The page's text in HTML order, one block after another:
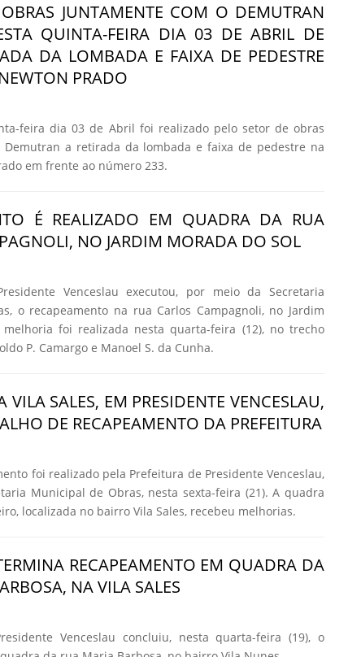
JUNTAMENTE COM O DEMUTRAN
QUINTA-FEIRA DIA 03 DE ABRIL DE
DA LOMBADA E FAIXA DE PEDESTRE
PRADO
feira dia 03 de Abril foi realizado pelo setor de obras
Demutran a retirada da lombada e faixa de pedestre na
em frente ao número 233.
É REALIZADO EM QUADRA DA RUA
NO JARDIM MORADA DO SOL
Venceslau executou, por meio da Secretaria
o recapeamento na rua Carlos Campagnoli, no Jardim
foi realizada nesta quarta-feira (12), no trecho
P. Camargo e Manoel S. da Cunha.
VILA SALES, EM PRESIDENTE VENCESLAU,
DE RECAPEAMENTO DA PREFEITURA
foi realizado pela Prefeitura de Presidente Venceslau,
Municipal de Obras, nesta sexta-feira (21). A quadra
localizada no bairro Vila Sales, recebeu melhorias.
RECAPEAMENTO EM QUADRA DA
NA VILA SALES
Venceslau concluiu, nesta quarta-feira (19), o